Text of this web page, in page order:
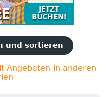
und sortieren
Angeboten in anderen